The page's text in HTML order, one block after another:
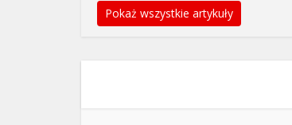
Pokaż wszystkie artykuły